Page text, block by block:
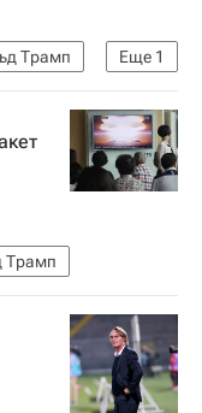
Еще 1
Трамп
Трамп